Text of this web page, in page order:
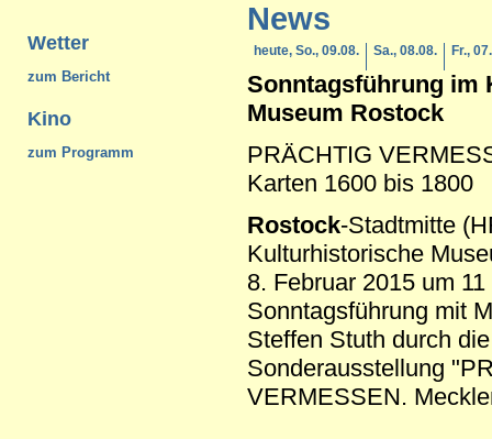
Wetter
zum Bericht
Kino
zum Programm
News
heute, So., 09.08. Sa., 08.08. Fr.,
Sonntagsführung im
Museum Rostock
PRÄCHTIG
Karten 1600 bis 1800
Rostock-Stadtmitte
Kulturhistorische
8. Februar 2015 um
Sonntagsführung mit
Steffen Stuth durch
Sonderausstellung
VERMESSEN.